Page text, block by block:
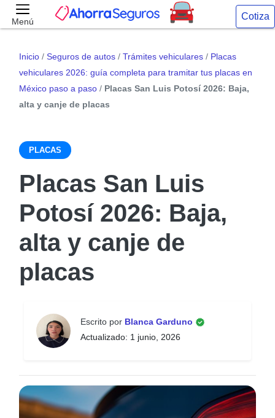
Menú Cotiza
Inicio / Seguros de autos / Trámites vehiculares / Placas
vehiculares 2026: guía completa para tramitar tus placas en
México paso a paso / Placas San Luis Potosí 2026: Baja,
alta y canje de placas
PLACAS
Placas San Luis
Potosí 2026: Baja,
alta y canje de
placas
Escrito por Blanca Garduno
Actualizado: 1 junio, 2026